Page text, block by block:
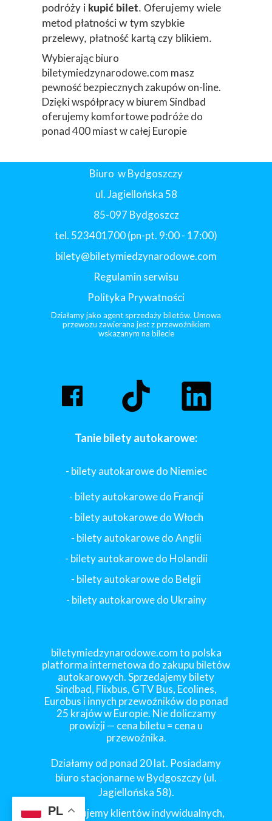
PL
podróży i kupić bilet. Oferujemy wiele
metod płatności w tym szybkie
przelewy, płatność kartą czy blikiem.
Wybierając biuro
biletymiedzynarodowe.com masz
pewność bezpiecznych zakupów on-line.
Dzięki współpracy w biurem Sindbad
oferujemy komfortowe podróże do
ponad 400 miast w całej Europie
biletymiedzynarodowe.com to polska
platforma internetowa do zakupu biletów
autokarowych. Sprzedajemy bilety
Sindbad, Flixbus, GTV Bus, Ecolines,
Eurobus i innych przewoźników do ponad
25 krajów w Europie. Nie doliczamy
prowizji — cena biletu = cena u
przewoźnika.
Działamy od ponad 20 lat. Posiadamy
biuro stacjonarne w Bydgoszczy (ul.
Jagiellońska 58).
Obsługujemy klientów indywidualnych,
Tanie bilety autokarowe:
- bilety autokarowe do Niemiec
- bilety autokarowe do Francji
- bilety autokarowe do Włoch
- bilety autokarowe do Anglii
- bilety autokarowe do Holandii
- bilety autokarowe do Belgii
- bilety autokarowe do Ukrainy
Biuro w Bydgoszczy
ul. Jagiellońska 58
85-097 Bydgoszcz
tel. 523401700 (pn-pt. 9:00 - 17:00)
bilety@biletymiedzynarodowe.com
Regulamin serwisu
Polityka Prywatności
Działamy jako agent sprzedaży biletów. Umowa
przewozu zawierana jest z przewoźnikiem
wskazanym na bilecie